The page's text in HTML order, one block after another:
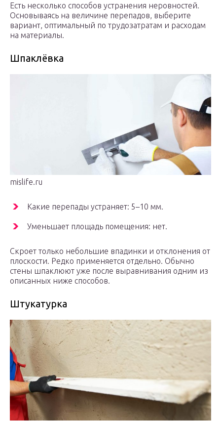
Есть несколько способов устранения неровностей.
Основываясь на величине перепадов, выберите
вариант, оптимальный по трудозатратам и расходам
на материалы.
Шпаклёвка
mislife.ru
Какие перепады устраняет: 5–10 мм.
Уменьшает площадь помещения: нет.
Скроет только небольшие впадинки и отклонения от
плоскости. Редко применяется отдельно. Обычно
стены шпаклюют уже после выравнивания одним из
описанных ниже способов.
Штукатурка